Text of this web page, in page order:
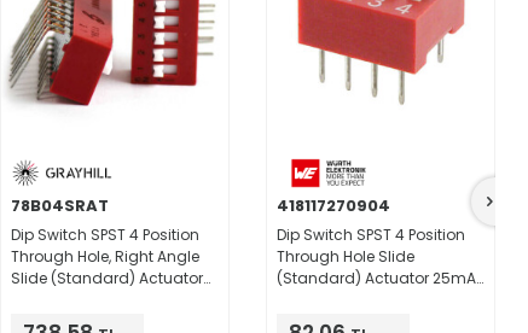
78B04SRAT
Dip Switch SPST 4 Position
Through Hole, Right Angle
Slide (Standard) Actuator
418117270904
Dip Switch SPST 4 Position
Through Hole Slide
(Standard) Actuator 25mA